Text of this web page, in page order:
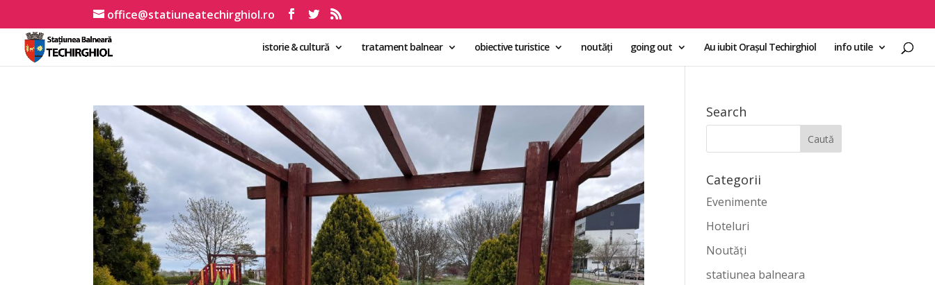
office@statiuneatechirghiol.ro
istorie & cultură tratament balnear obiective turistice noutăți going out Au iubit Orașul Techirghiol info utile
Search
Categorii
Evenimente
Hoteluri
Noutăți
statiunea balneara